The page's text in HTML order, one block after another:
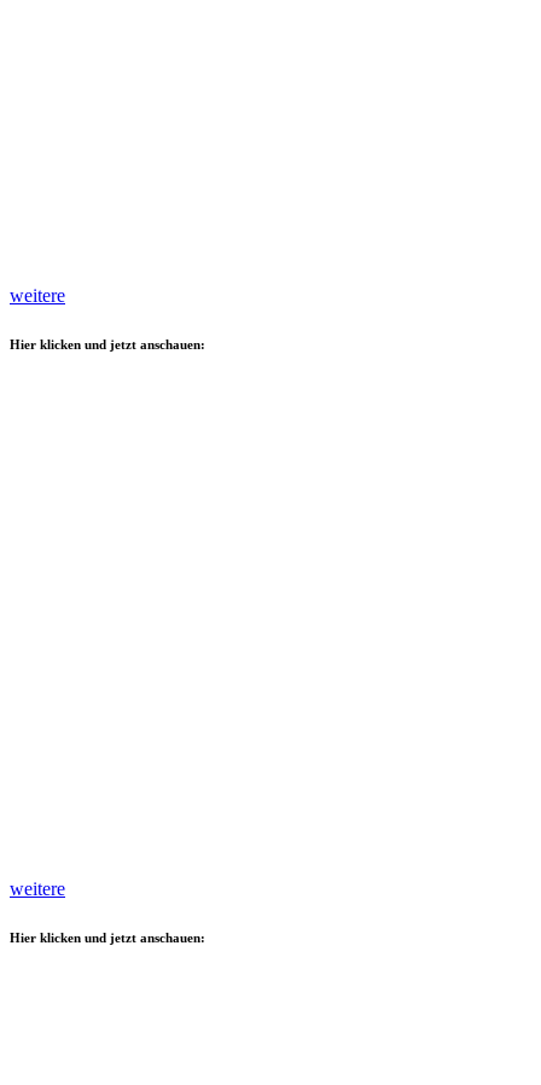
weitere
Hier klicken und jetzt anschauen:
weitere
Hier klicken und jetzt anschauen: